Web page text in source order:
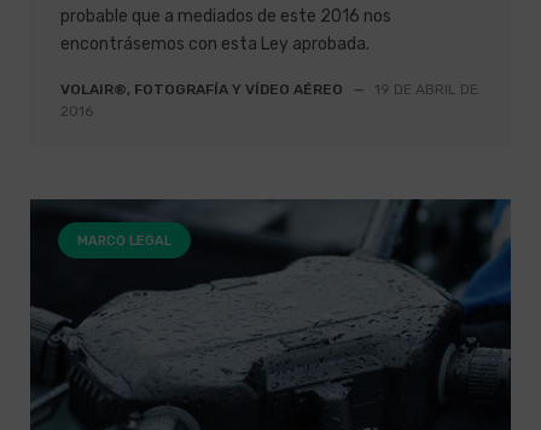
probable que a mediados de este 2016 nos
encontrásemos con esta Ley aprobada.
VOLAIR®, FOTOGRAFÍA Y VÍDEO AÉREO —
19 DE ABRIL DE
2016
MARCO LEGAL